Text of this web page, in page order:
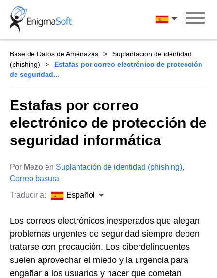
Skip
content
Español
Base de Datos de Amenazas
Suplantación de identidad
(phishing)
Estafas por correo electrónico de protección
de seguridad...
Estafas por correo
electrónico de protección de
seguridad informática
Por Mezo en Suplantación de identidad (phishing),
Correo basura
Traducir a:
Español
Los correos electrónicos inesperados que alegan
problemas urgentes de seguridad siempre deben
tratarse con precaución. Los ciberdelincuentes
suelen aprovechar el miedo y la urgencia para
engañar a los usuarios y hacer que cometan